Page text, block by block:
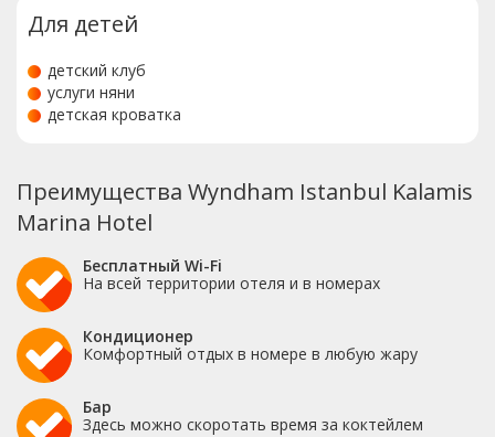
Для детей
детский клуб
услуги няни
детская кроватка
Преимущества Wyndham Istanbul Kalamis
Marina Hotel
Бесплатный Wi-Fi
На всей территории отеля и в номерах
Кондиционер
Комфортный отдых в номере в любую жару
Бар
Здесь можно скоротать время за коктейлем